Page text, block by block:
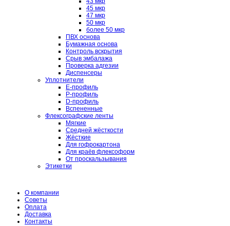
45 мкр
47 мкр
50 мкр
более 50 мкр
ПВХ основа
Бумажная основа
Контроль вскрытия
Срыв эмбалажа
Проверка адгезии
Диспенсеры
Уплотнители
E-профиль
P-профиль
D-профиль
Вспененные
Флексографские ленты
Мягкие
Средней жёсткости
Жёсткие
Для гофрокартона
Для краёв флексоформ
От проскальзывания
Этикетки
О компании
Советы
Оплата
Доставка
Контакты